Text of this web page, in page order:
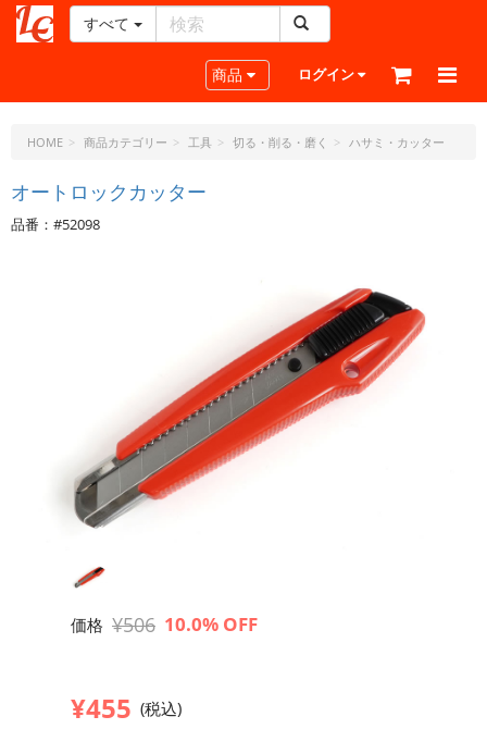
ー
ラ
ト・
ド
ッ
すべて
Toggle navigation
商品 ログイン
HOME 商品カテゴリー 工具 切る・削る・磨く ハサミ・カッター
オートロックカッター
品番：#52098
価格 ¥506 10.0% OFF
¥455 (税込)